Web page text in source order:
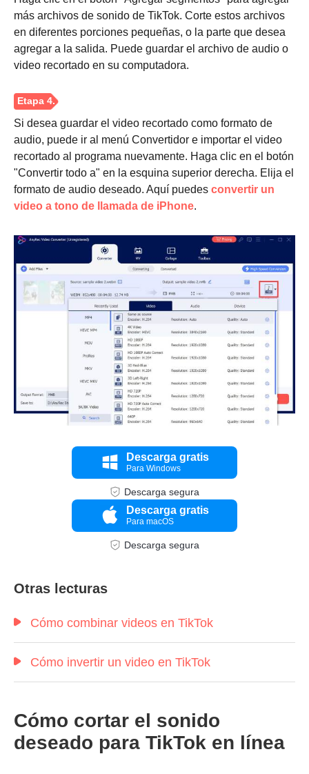
Paso 1.
Paso 2.
más archivos de sonido de TikTok. Corte estos archivos
en diferentes porciones pequeñas, o la parte que desea
agregar a la salida. Puede guardar el archivo de audio o
video recortado en su computadora.
Si desea guardar el video recortado como formato de
audio, puede ir al menú Convertidor e importar el video
recortado al programa nuevamente. Haga clic en el botón
"Convertir todo a" en la esquina superior derecha. Elija el
formato de audio deseado. Aquí puedes convertir un
video a tono de llamada de iPhone.
Descarga gratis
Para Windows
Descarga segura
Descarga gratis
Para macOS
Descarga segura
Otras lecturas
Cómo combinar videos en TikTok
Cómo invertir un video en TikTok
Cómo cortar el sonido
deseado para TikTok en línea